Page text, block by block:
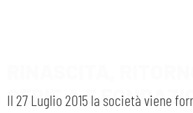
Il 27 Luglio 2015 la società viene